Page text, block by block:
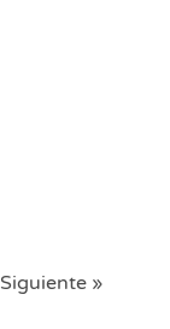
Siguiente »